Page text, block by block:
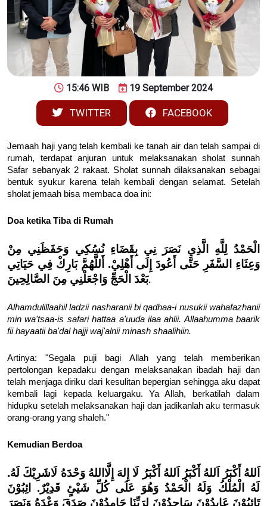
15:46 WIB 19 September 2024
TWITTER FACEBOOK
Jemaah haji yang telah kembali ke tanah air dan telah sampai di
rumah, terdapat anjuran untuk melaksanakan sholat sunnah
Safar sebanyak 2 rakaat. Sholat sunnah dilaksanakan sebagai
bentuk syukur karena telah kembali dengan selamat. Setelah
sholat jemaah bisa membaca doa ini:
Doa ketika Tiba di Rumah
الْحَمْدُ لِلَّهِ الَّذِي نَصَرَ نِي بِقَضَاءِ نُسُكِي وَحَفَظَنِي مِنْ
وَعِثَاءِ السَّفَرِ حَتَّى أَعُودَ إِلَى أَهْلِيْ. أَللَّهُمَّ بَارِكْ فِي حَيَاتِي
بَعْدَ الْحَجِّ وَاجْعَلْنِي مِنَ الصَّالِحِينَ.
Alhamdulillaahil ladzii nasharanii bi qadhaa-i nusukii wahafazhanii
min wa'tsaa-is safari hattaa a'uuda ilaa ahlii. Allaahumma baarik
fii hayaatii ba'dal hajji waj'alnii minash shaalihiin.
Artinya: "Segala puji bagi Allah yang telah memberikan
pertolongan kepadaku dengan melaksanakan ibadah haji dan
telah menjaga diriku dari kesulitan bepergian sehingga aku dapat
kembali lagi kepada keluargaku. Ya Allah, berkatilah dalam
hidupku setelah melaksanakan haji dan jadikanlah aku termasuk
orang-orang yang shaleh."
Kemudian Berdoa
اَللهُ أَكْبَرُ اَللهُ أَكْبَرُ اَللهُ أَكْبَرُ لَا إِلهَ إِلَّااللهُ وَحْدَهُ لَاشَرِيْكَ لَهُ.
لَهُ الْمُلْكُ وَلَهُ الْحَمْدُ وَهُوَ عَلَى كُلِّ شَيْئٍ قَدِيْرٌ. ائِبُوْنَ
تَائِبُوْنَ عَابِدُوْنَ سَاجِدُوْنَ لِرَبِّنَا حَامِدُوْنَ صَدَقَ وَعْدَهُ وَنَصَرَ